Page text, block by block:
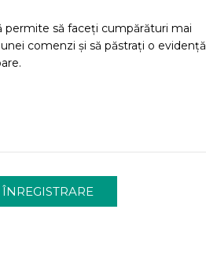
permite să faceți cumpărături mai
comenzi și să păstrați o evidență